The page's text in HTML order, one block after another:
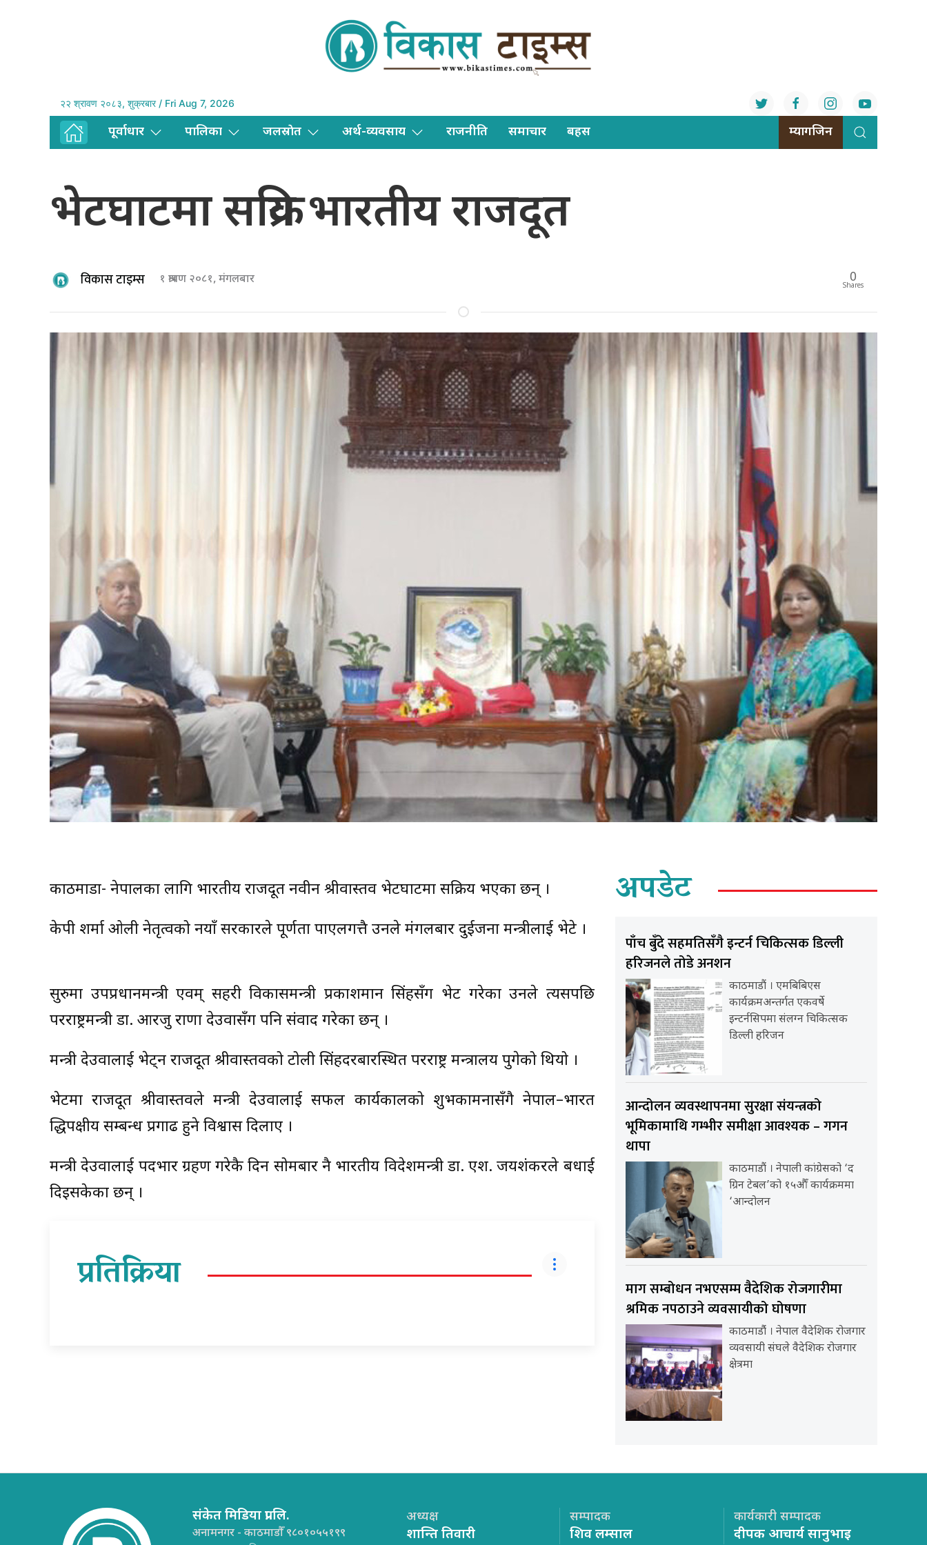
२२ श्रावण २०८३, शुक्रबार / Fri Aug 7, 2026
पूर्वाधार पालिका जलस्राेत अर्थ-व्यवसाय राजनीति समाचार बहस म्यागजिन
भेटघाटमा सक्रिय भारतीय राजदूत
विकास टाइम्स १ श्रावण २०८१, मंगलबार 0
Shares
काठमाडौं- नेपालका लागि भारतीय राजदूत नवीन श्रीवास्तव भेटघाटमा सक्रिय भएका छन् ।
केपी शर्मा ओली नेतृत्वको नयाँ सरकारले पूर्णता पाएलगत्तै उनले मंगलबार दुईजना मन्त्रीलाई भेटे ।
सुरुमा उपप्रधानमन्त्री एवम् सहरी विकासमन्त्री प्रकाशमान सिंहसँग भेट गरेका उनले त्यसपछि
परराष्ट्रमन्त्री डा. आरजु राणा देउवासँग पनि संवाद गरेका छन् ।
मन्त्री देउवालाई भेट्न राजदूत श्रीवास्तवको टोली सिंहदरबारस्थित परराष्ट्र मन्त्रालय पुगेको थियो ।
भेटमा राजदूत श्रीवास्तवले मन्त्री देउवालाई सफल कार्यकालको शुभकामनासँगै नेपाल–भारत
द्धिपक्षीय सम्बन्ध प्रगाढ हुने विश्वास दिलाए ।
मन्त्री देउवालाई पदभार ग्रहण गरेकै दिन सोमबार नै भारतीय विदेशमन्त्री डा. एश. जयशंकरले बधाई
दिइसकेका छन् ।
प्रतिक्रिया
अपडेट
पाँच बुँदे सहमतिसँगै इन्टर्न चिकित्सक डिल्ली
हरिजनले तोडे अनशन
काठमाडौं । एमबिबिएस
कार्यक्रमअन्तर्गत एकवर्षे
इन्टर्नसिपमा संलग्न चिकित्सक
डिल्ली हरिजन
आन्दोलन व्यवस्थापनमा सुरक्षा संयन्त्रको
भूमिकामाथि गम्भीर समीक्षा आवश्यक – गगन
थापा
काठमाडौं । नेपाली कांग्रेसको ‘द
ग्रिन टेबल’को १५औँ कार्यक्रममा
‘आन्दोलन
माग सम्बोधन नभएसम्म वैदेशिक रोजगारीमा
श्रमिक नपठाउने व्यवसायीको घोषणा
काठमाडौंं । नेपाल वैदेशिक रोजगार
व्यवसायी संघले वैदेशिक रोजगार
क्षेत्रमा
संकेत मिडिया प्रा.लि.
अनामनगर - काठमाडौँ ९८०१०५५१९९
अध्यक्ष
शान्ति तिवारी
सम्पादक
शिव लम्साल
कार्यकारी सम्पादक
दीपक आचार्य सानुभाइ